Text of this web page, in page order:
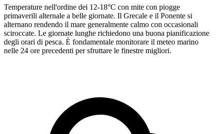
Temperature nell'ordine dei 12-18°C con mite con piogge
primaverili alternale a belle giornate. Il Grecale e il Ponente si
alternano rendendo il mare generalmente calmo con occasionali
sciroccate. Le giornate lunghe richiedono una buona pianificazione
degli orari di pesca. È fondamentale monitorare il meteo marino
nelle 24 ore precedenti per sfruttare le finestre migliori.